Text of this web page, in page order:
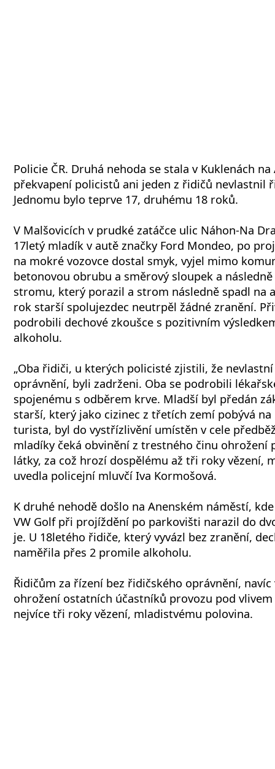
Policie ČR. Druhá nehoda se stala v Kuklenách
překvapení policistů ani jeden z řidičů nevlastnil
Jednomu bylo teprve 17, druhému 18 roků.
V Malšovicích v prudké zatáčce ulic Náhon-Na
17letý mladík v autě značky Ford Mondeo, po
na mokré vozovce dostal smyk, vyjel mimo
betonovou obrubu a směrový sloupek a
stromu, který porazil a strom následně spadl na
rok starší spolujezdec neutrpěl žádné zranění.
podrobili dechové zkoušce s pozitivním
alkoholu.
„Oba řidiči, u kterých policisté zjistili, že
oprávnění, byli zadrženi. Oba se podrobili
spojenému s odběrem krve. Mladší byl předán
starší, který jako cizinec z třetích zemí pobývá na
turista, byl do vystřízlivění umístěn v cele
mladíky čeká obvinění z trestného činu ohrožení
látky, za což hrozí dospělému až tři roky vězení,
uvedla policejní mluvčí Iva Kormošová.
K druhé nehodě došlo na Anenském náměstí,
VW Golf při projíždění po parkovišti narazil do
je. U 18letého řidiče, který vyvázl bez zranění,
naměřila přes 2 promile alkoholu.
Řidičům za řízení bez řidičského oprávnění,
ohrožení ostatních účastníků provozu pod
nejvíce tři roky vězení, mladistvému polovina.